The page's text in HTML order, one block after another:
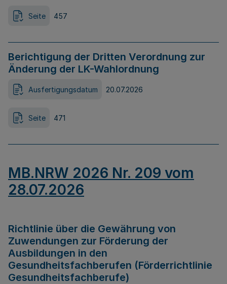
Seite 457
Berichtigung der Dritten Verordnung zur
Änderung der LK-Wahlordnung
Ausfertigungsdatum 20.07.2026
Seite 471
MB.NRW 2026 Nr. 209 vom
28.07.2026
Richtlinie über die Gewährung von
Zuwendungen zur Förderung der
Ausbildungen in den
Gesundheitsfachberufen (Förderrichtlinie
Gesundheitsfachberufe)